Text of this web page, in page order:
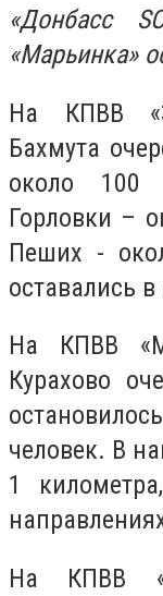
«Донбасс
«Марьинка»
На КПВВ
Бахмута
около 100
Горловки –
Пеших -
оставались
На КПВВ
Курахово
человек. В
1
На КПВВ